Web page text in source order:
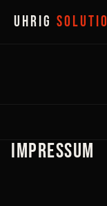
UHRIG
Impressum